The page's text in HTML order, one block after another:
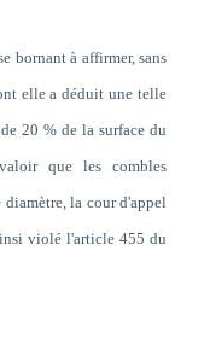
bornant à affirmer, sans
elle a déduit une telle
20 % de la surface du
que les combles
la cour d'appel
violé l'article 455 du